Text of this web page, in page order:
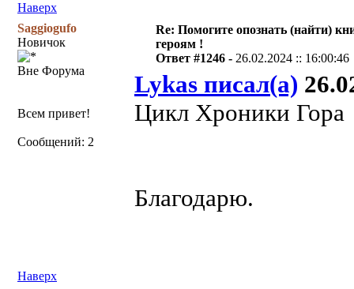
Наверх
Saggiogufo
Новичок
Вне Форума
Всем привет!
Сообщений: 2
Re: Помогите опознать (найти)
героям !
Ответ #1246 - 26.02.2024 :: 16:00:46
Lykas писал(а)
Цикл Хроники Гора
Благодарю.
Наверх